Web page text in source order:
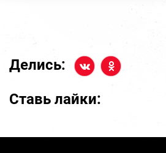
Делись:
Ставь лайки: